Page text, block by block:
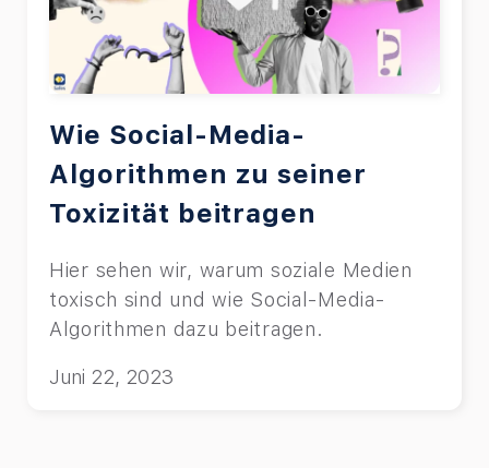
Wie Social-Media-
Algorithmen zu seiner
Toxizität beitragen
Hier sehen wir, warum soziale Medien
toxisch sind und wie Social-Media-
Algorithmen dazu beitragen.
Juni 22, 2023